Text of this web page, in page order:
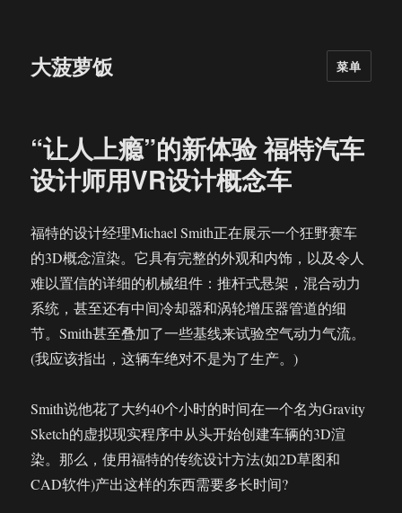
大菠萝饭 菜单
“让人上瘾”的新体验 福特汽车
设计师用VR设计概念车
福特的设计经理Michael Smith正在展示一个狂野赛车
的3D概念渲染。它具有完整的外观和内饰，以及令人
难以置信的详细的机械组件：推杆式悬架，混合动力
系统，甚至还有中间冷却器和涡轮增压器管道的细
节。Smith甚至叠加了一些基线来试验空气动力气流。
(我应该指出，这辆车绝对不是为了生产。)
Smith说他花了大约40个小时的时间在一个名为Gravity
Sketch的虚拟现实程序中从头开始创建车辆的3D渲
染。那么，使用福特的传统设计方法(如2D草图和
CAD软件)产出这样的东西需要多长时间?